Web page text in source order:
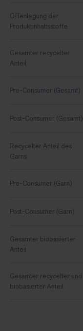
Offenlegung der
Produktinhaltsstoffe
Gesamter recycelter
Anteil
Pre-Consumer (Gesamt)
Post-Consumer (Gesamt)
Recycelter Anteil des
Garns
Pre-Consumer (Garn)
Post-Consumer (Garn)
Gesamter biobasierter
Anteil
Gesamter recycelter und
biobasierter Anteil